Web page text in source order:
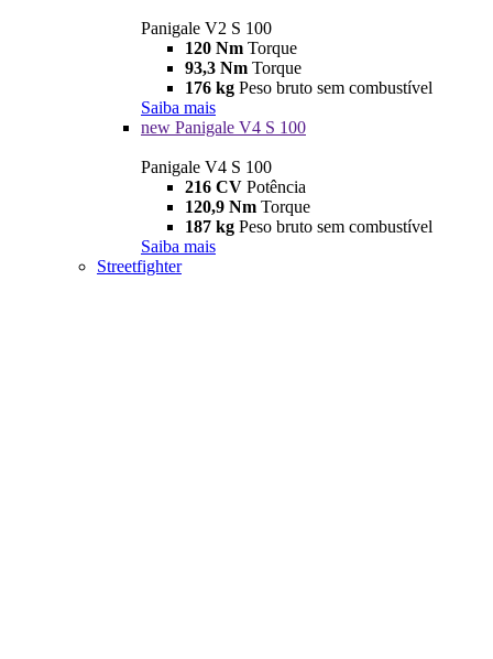
Panigale V2 S 100
120 Nm Torque
93,3 Nm Torque
176 kg Peso bruto sem combustível
Saiba mais
new Panigale V4 S 100
Panigale V4 S 100
216 CV Potência
120,9 Nm Torque
187 kg Peso bruto sem combustível
Saiba mais
Streetfighter